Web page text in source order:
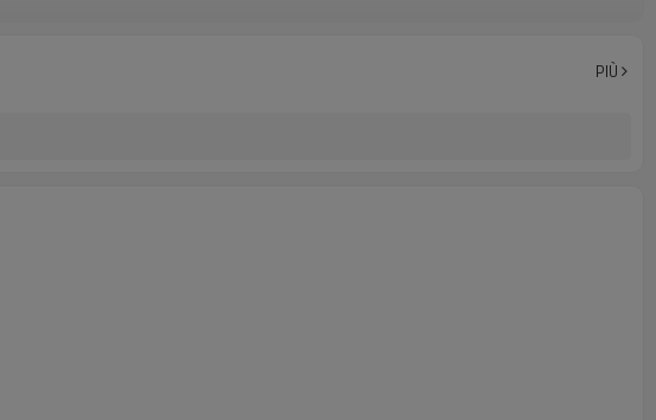
Servizio OEM
Accolto
PIÙ